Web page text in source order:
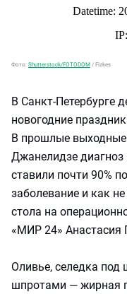
Фото: Shutterstock/FOTODOM / Fizkes
В Санкт-Петербурге
новогодние
В прошлые
Джанелидзе диагноз
ставили почти 90%
заболевание и как
стола на
«МИР 24» Анастасия
Оливье, селедка под
шпротами — жирная